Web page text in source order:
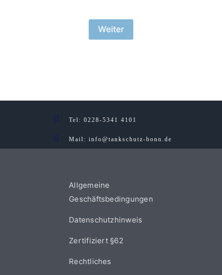
Weiter
Tel : 0228-5341 4101
Mail: info@tankschutz-bonn.de
Allgemeine
Geschäftsbedingungen
Datenschutzhinweis
Zertifiziert §62
Rechtliches